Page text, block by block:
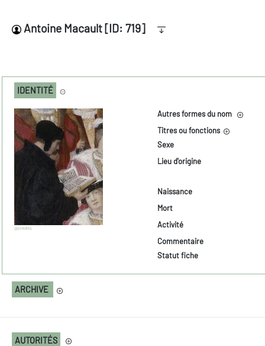
Antoine Macault [ID: 719]
IDENTITÉ
@crédits
Autres formes du nom
Titres ou fonctions
Sexe
Lieu d'origine
Naissance
Mort
Activité
Commentaire
Statut fiche
ARCHIVE
AUTORITÉS